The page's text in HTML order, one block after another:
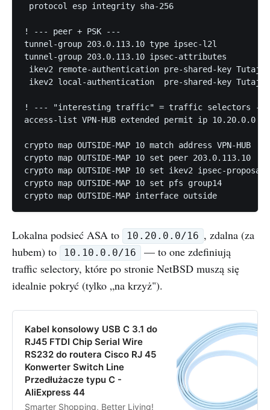
protocol esp integrity sha-256
! --- peer + PSK ---
tunnel-group 203.0.113.10 type ipsec-l2l
tunnel-group 203.0.113.10 ipsec-attributes
ikev2 remote-authentication pre-shared-key
ikev2 local-authentication  pre-shared-key
! --- "interesting traffic" = traffic selectors ---
access-list VPN-HUB extended permit ip 10.20.0.0
crypto map OUTSIDE-MAP 10 match address VPN-HUB
crypto map OUTSIDE-MAP 10 set peer 203.0.113.10
crypto map OUTSIDE-MAP 10 set ikev2 ipsec-proposal
crypto map OUTSIDE-MAP 10 set pfs group14
Lokalna podsieć ASA to 10.20.0.0/16 , zdalna (za
hubem) to
10.10.0.0/16
— to one zdefiniują
traffic selectory, które po stronie NetBSD muszą się
idealnie pokryć (tylko „na krzyż").
Kabel konsolowy USB C 3.1 do
RJ45 FTDI Chip Serial Wire
RS232 do routera Cisco RJ 45
Konwerter Switch Line
Przedłużacze typu C -
AliExpress 44
Smarter Shopping, Better Living!